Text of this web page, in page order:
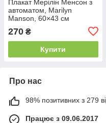
Плакат Мерілін Менсон з
автоматом, Marilyn
Manson, 60×43 см
270 ₴
Купити
Про нас
98% позитивних з 279
Працює з 09.06.2017